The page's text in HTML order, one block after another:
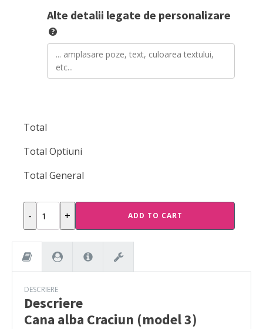
Alte detalii legate de personalizare
Total
Total Optiuni
Total General
-
Cana
alba
Craciun
(model
3)
quantity
+ ADD TO CART
DESCRIERE
Descriere
Cana alba Craciun (model 3)